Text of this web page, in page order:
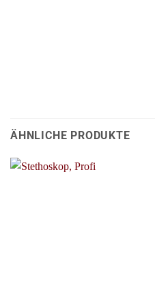
ÄHNLICHE PRODUKTE